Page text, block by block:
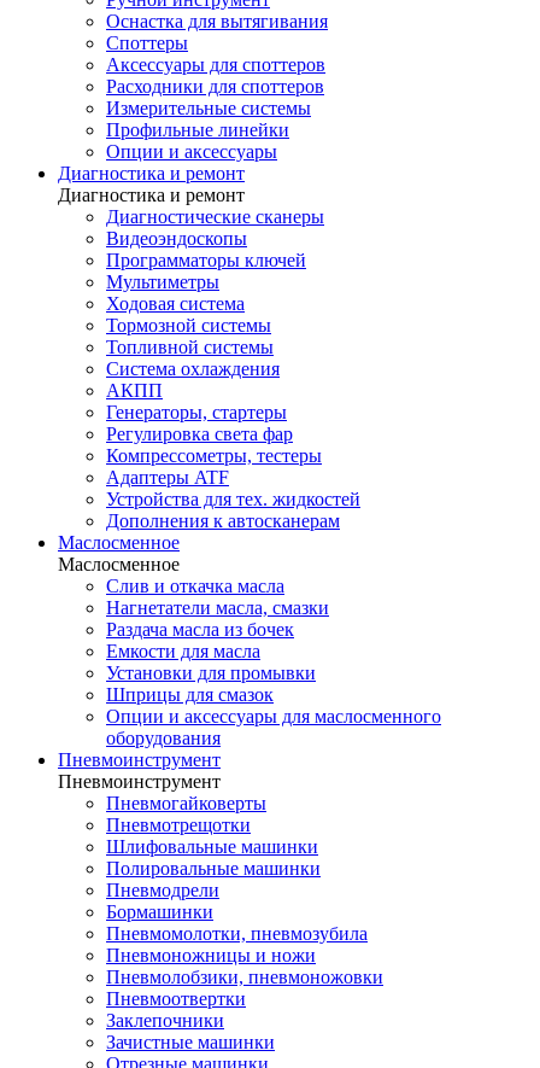
Оснастка для вытягивания
Споттеры
Аксессуары для споттеров
Расходники для споттеров
Измерительные системы
Профильные линейки
Опции и аксессуары
Диагностика и ремонт
Диагностика и ремонт
Диагностические сканеры
Видеоэндоскопы
Программаторы ключей
Мультиметры
Ходовая система
Тормозной системы
Топливной системы
Система охлаждения
АКПП
Генераторы, стартеры
Регулировка света фар
Компрессометры, тестеры
Адаптеры ATF
Устройства для тех. жидкостей
Дополнения к автосканерам
Маслосменное
Маслосменное
Слив и откачка масла
Нагнетатели масла, смазки
Раздача масла из бочек
Емкости для масла
Установки для промывки
Шприцы для смазок
Опции и аксессуары для маслосменного
оборудования
Пневмоинструмент
Пневмоинструмент
Пневмогайковерты
Пневмотрещотки
Шлифовальные машинки
Полировальные машинки
Пневмодрели
Бормашинки
Пневмомолотки, пневмозубила
Пневмоножницы и ножи
Пневмолобзики, пневмоножовки
Пневмоотвертки
Заклепочники
Зачистные машинки
Отрезные машинки